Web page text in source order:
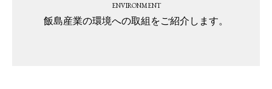
ENVIRONMENT
飯島産業の環境への取組をご紹介します。